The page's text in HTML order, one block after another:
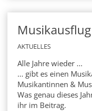
13
SEP
2025
AKTUELLES
Alle Jahre wieder ...
... gibt es einen
Musikantinnen &
Was genau dieses
ihr im Beitrag.